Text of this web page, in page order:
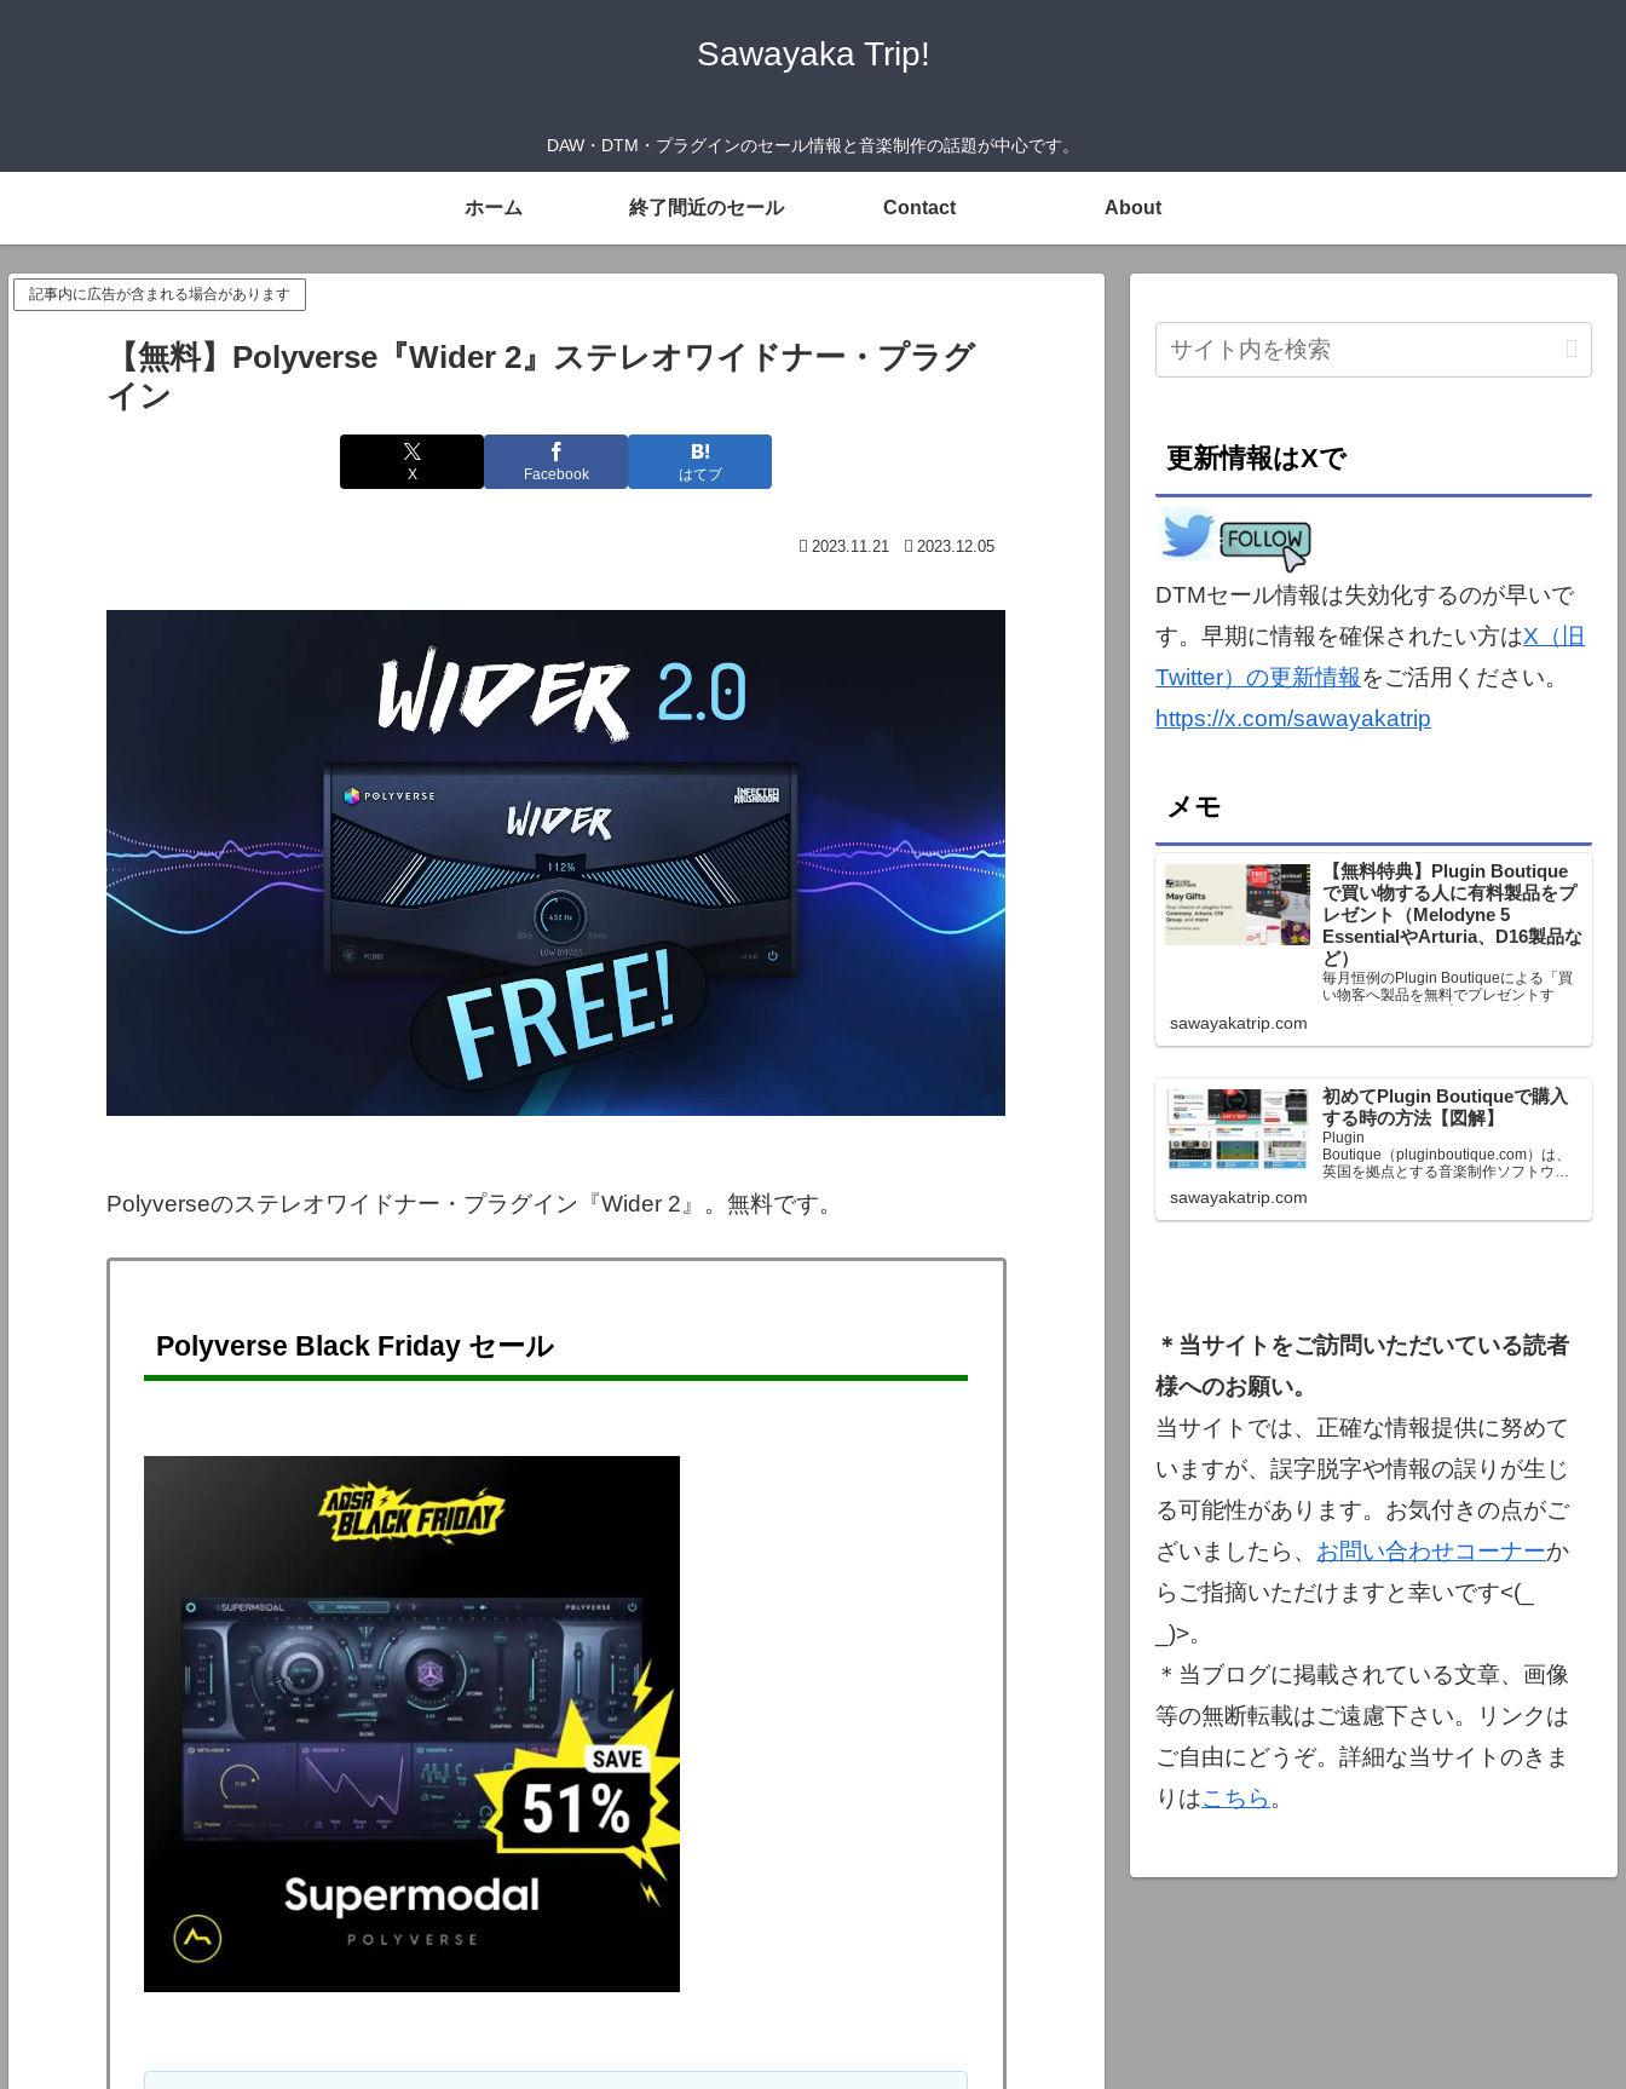
Sawayaka Trip!
DAW・DTM・プラグインのセール情報と音楽制作の話題が中心です。
ホーム 終了間近のセール Contact About
記事内に広告が含まれる場合があります
【無料】Polyverse『Wider 2』ステレオワイドナー・プラグ
イン
X Facebook はてブ
2023.11.21 2023.12.05
Polyverseのステレオワイドナー・プラグイン『Wider 2』。無料です。
Polyverse Black Friday セール
更新情報はXで
DTMセール情報は失効化するのが早いで
す。早期に情報を確保されたい方はX（旧
Twitter）の更新情報をご活用ください。
https://x.com/sawayakatrip
メモ
【無料特典】Plugin Boutique
で買い物する人に有料製品をプ
レゼント（Melodyne 5
EssentialやArturia、D16製品な
ど）
毎月恒例のPlugin Boutiqueによる「買
い物客へ製品を無料でプレゼントす
る」企画。今月もプレゼント企画が用
定額以上のお金を出して何かを購入す
終了予定日：日本時間：6/1（月…
sawayakatrip.com
初めてPlugin Boutiqueで購入
する時の方法【図解】
Plugin
Boutique（pluginboutique.com）は、
英国を拠点とする音楽制作ソフトウェ
で、世界中のミュージシャンに利用さ
sawayakatrip.com
＊当サイトをご訪問いただいている読者
様へのお願い。
当サイトでは、正確な情報提供に努めて
いますが、誤字脱字や情報の誤りが生じ
る可能性があります。お気付きの点がご
ざいましたら、 お問い合わせコーナーか
らご指摘いただけますと幸いです<(_
_)>。
＊当ブログに掲載されている文章、画像
等の無断転載はご遠慮下さい。リンクは
ご自由にどうぞ。詳細な当サイトのきま
りはこちら 。